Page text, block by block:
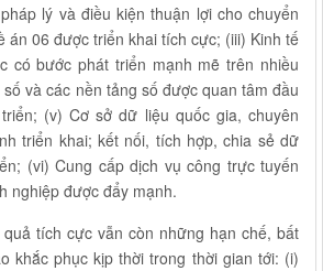
lý và điều kiện thuận lợi cho chuyển
án 06 được triển khai tích cực; (iii) Kinh tế
có bước phát triển mạnh mẽ trên nhiều
và các nền tảng số được quan tâm đầu
(v) Cơ sở dữ liệu quốc gia, chuyên
triển khai; kết nối, tích hợp, chia sẻ dữ
(vi) Cung cấp dịch vụ công trực tuyến
nghiệp được đẩy mạnh.
tích cực vẫn còn những hạn chế, bất
khắc phục kịp thời trong thời gian tới: (i)